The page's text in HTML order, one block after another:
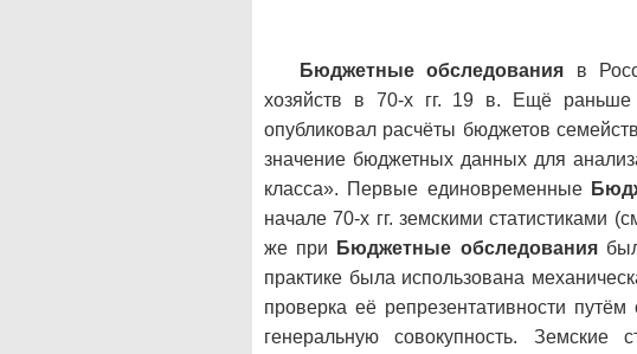
Бюджетные обследования в
хозяйств в 70-х гг. 19 в. Ещё раньше
опубликовал расчёты бюджетов
значение бюджетных данных для
класса». Первые единовременные
начале 70-х гг. земскими статистиками
же при
Бюджетные обследованиябыл
практике была использована
проверка её репрезентативности
генеральную совокупность. Земские